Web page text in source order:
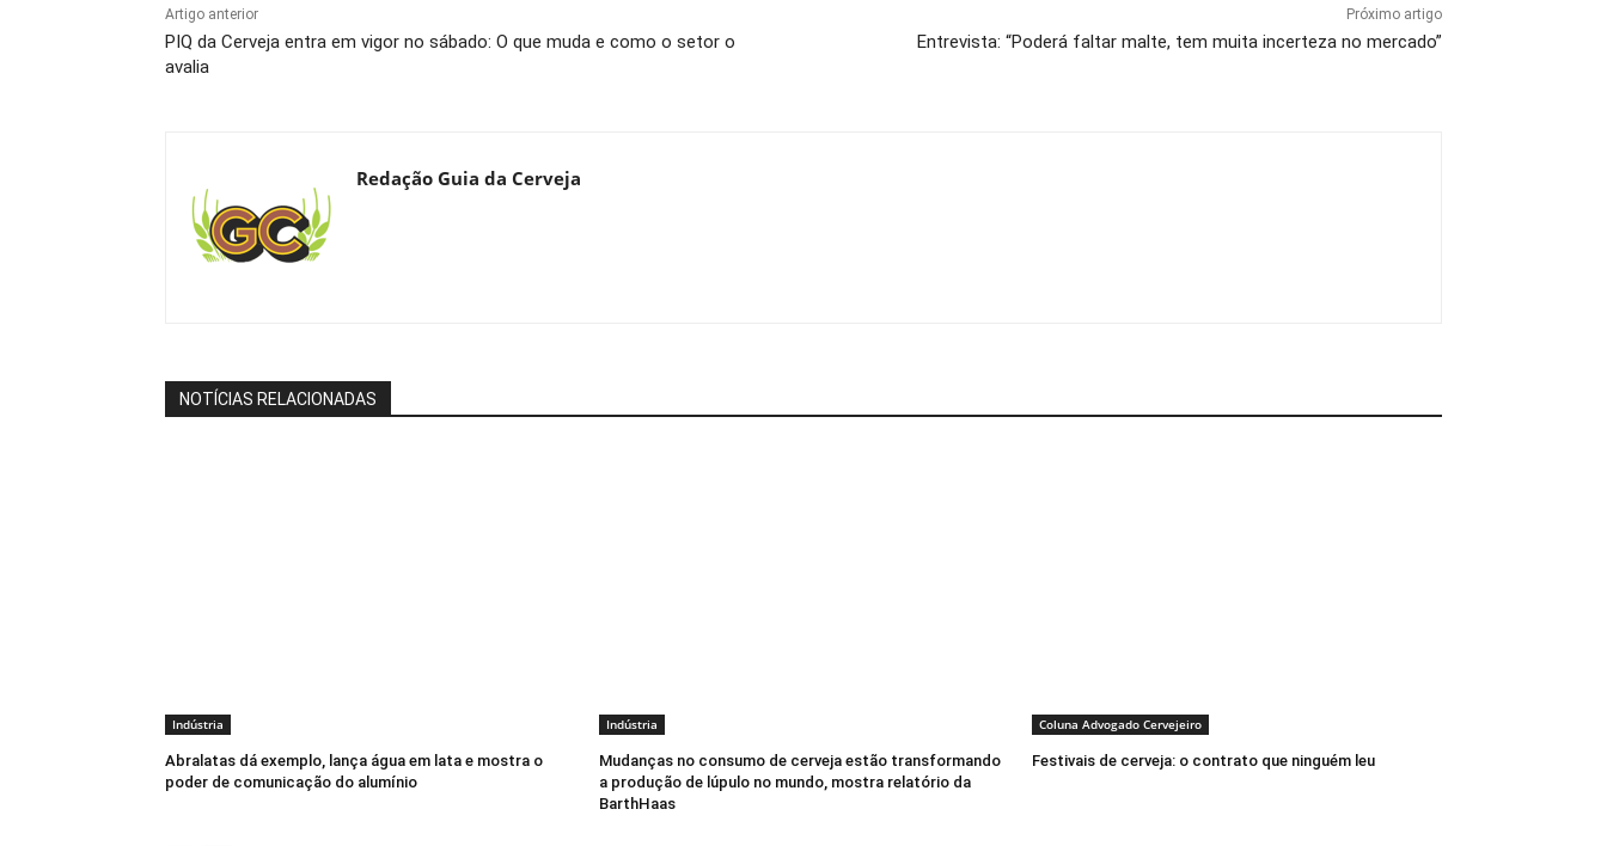
Artigo anterior
PIQ da Cerveja entra em vigor no sábado: O que muda e como o setor o
avalia
Próximo artigo
Entrevista: “Poderá faltar malte, tem muita incerteza no mercado”
Redação Guia da Cerveja
NOTÍCIAS RELACIONADAS
Indústria
Abralatas dá exemplo, lança água em lata e mostra o
poder de comunicação do alumínio
Indústria
Mudanças no consumo de cerveja estão transformando
a produção de lúpulo no mundo, mostra relatório da
BarthHaas
Coluna Advogado Cervejeiro
Festivais de cerveja: o contrato que ninguém leu